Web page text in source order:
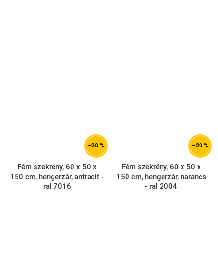
–20 %
Fém szekrény, 60 x 50 x
150 cm, hengerzár, antracit -
ral 7016
–20 %
Fém szekrény, 60 x 50 x
150 cm, hengerzár, narancs
- ral 2004